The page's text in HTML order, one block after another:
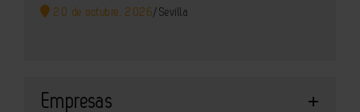
20 de octubre, 2026/ Sevilla
Empresas